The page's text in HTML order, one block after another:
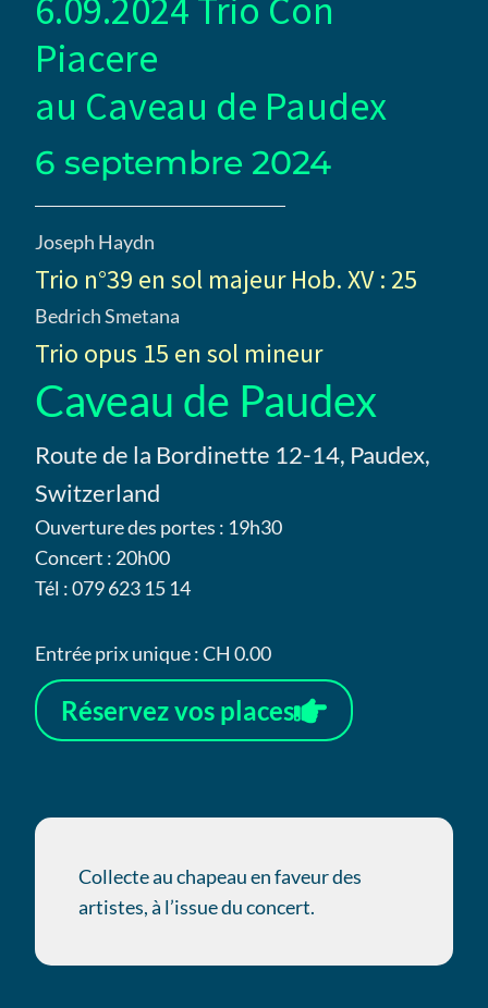
6.09.2024 Trio Con
Piacere
au Caveau de Paudex
6 septembre 2024
Joseph Haydn
Trio n°39 en sol majeur Hob. XV : 25
Bedrich Smetana
Trio opus 15 en sol mineur
Caveau de Paudex
Route de la Bordinette 12-14, Paudex,
Switzerland
Ouverture des portes : 19h30
Concert : 20h00
Tél : 079 623 15 14
Entrée prix unique : CH 0.00
Réservez vos places
Collecte au chapeau en faveur des
artistes, à l’issue du concert.